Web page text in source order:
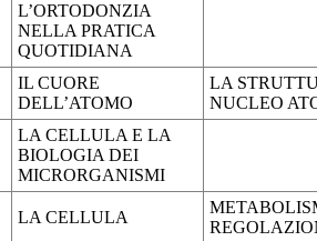
L’ORTODONZIA
NELLA PRATICA
QUOTIDIANA
IL CUORE
DELL’ATOMO
LA
NUCLEO
LA CELLULA E LA
BIOLOGIA DEI
MICRORGANISMI
LA CELLULA